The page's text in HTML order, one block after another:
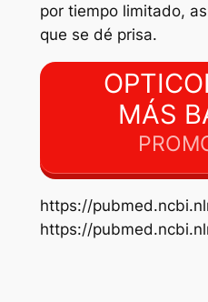
por tiempo limitado,
que se dé prisa.
MÁS
https://
https://